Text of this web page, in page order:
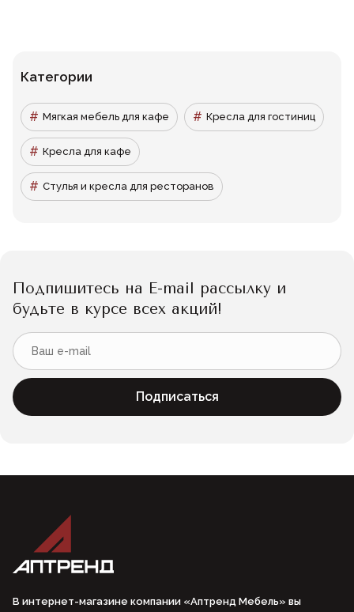
Категории
Мягкая мебель для кафе Кресла для гостиниц
Кресла для кафе
Стулья и кресла для ресторанов
Подпишитесь на E-mail рассылку и
будьте в курсе всех акций!
Подписаться
В интернет-магазине компании «Аптренд Мебель» вы